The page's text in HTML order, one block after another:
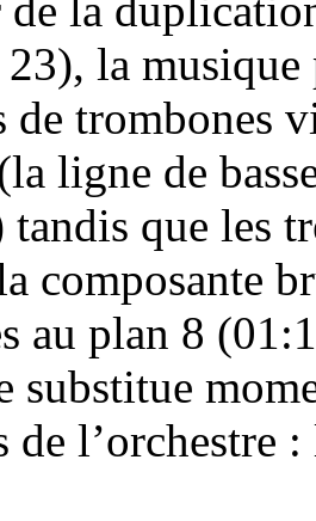
la
de trombones
ligne de
tandis que les
composante
au plan 8
substitue
de l’orchestre